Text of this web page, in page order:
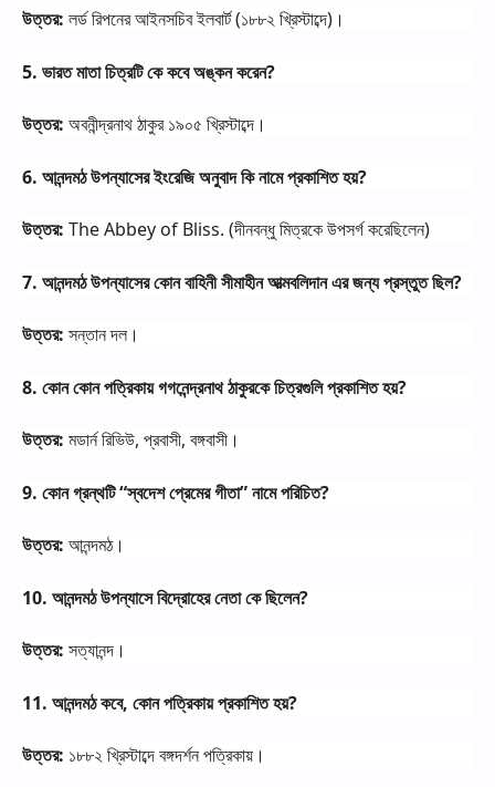
উত্তর: লর্ডরিপনেরআইনসচিবইলবার্ট(১৮৮২ খ্রিস্টাব্দে) ।
5. ভারতমাতাচিত্রটিকেকবেঅঙ্কনকরেন?
উত্তর: অবনীন্দ্রনাথঠাকুর ১৯০৫ খ্রিস্টাব্দে।
6. আনন্দমঠউপন্যাসেরইংরেজিঅনুবাদকিনামেপ্রকাশিতহয়?
উত্তর: The Abbey of Bliss. (দীনবন্ধুমিত্রকেউপসর্গকরেছিলেন)
7. আনন্দমঠউপন্যাসেরকোনবাহিনীসীমাহীনআত্মবলিদানএরজন্যপ্রস্তুতছিল?
উত্তর: সন্তানদল।
8. কোনকোনপত্রিকায়গগনেন্দ্রনাথঠাকুরকেচিত্রগুলিপ্রকাশিতহয়?
উত্তর: মডার্নরিভিউ, প্রবাসী, বঙ্গবাসী।
9. কোনগ্রন্থটি“স্বদেশপ্রেমেরগীতা”নামেপরিচিত?
উত্তর: আনন্দমঠ।
10. আনন্দমঠউপন্যাসেবিদ্রোহেরনেতাকেছিলেন?
উত্তর: সত্যানন্দ।
11. আনন্দমঠকবে, কোনপত্রিকায়প্রকাশিতহয়?
উত্তর: ১৮৮২ খ্রিস্টাব্দেবঙ্গদর্শনপত্রিকায়।